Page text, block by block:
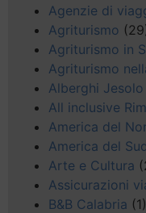
Agenzie di
Agriturismo
Agriturismo in
Agriturismo
Alberghi Jesolo
All inclusive
America del
America del
Arte e Cultura
Assicurazioni
B&B Calabria (1)